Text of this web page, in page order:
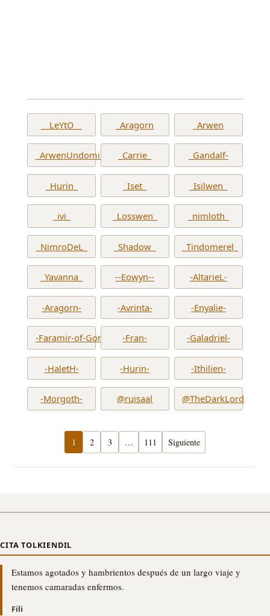
__LeYtO__ _Aragorn _Arwen
_ArwenUndomiel_ _Carrie_ _Gandalf-
_Hurin_ _Iset_ _Isilwen_
_ivi_ _Losswen_ _nimloth_
_NimroDeL_ _Shadow_ _Tindomerel_
_Yavanna_ --Eowyn-- -AltarieL-
-Aragorn- -Avrinta- -Enyalie-
-Faramir-of-Gondor- -Fran- -Galadriel-
-HaletH- -Hurin- -Ithilien-
-Morgoth- @ruisaal @TheDarkLord
1 2 3 … 111 Siguiente
CITA TOLKIENDIL
Estamos agotados y hambrientos después de un largo viaje y
tenemos camaradas enfermos.
Fili